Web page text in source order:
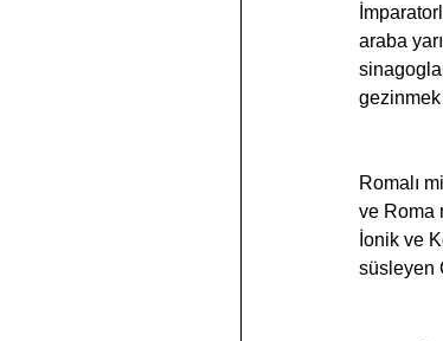
araba
Romalı
ve Roma
İonik ve
süsleyen